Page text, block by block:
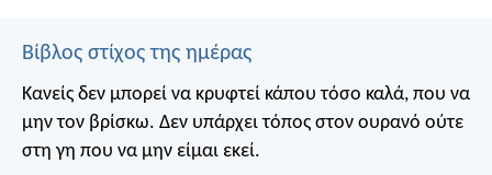
Βίβλος στίχος της ημέρας
Κανείς δεν μπορεί να κρυφτεί κάπου τόσο καλά, που να
μην τον βρίσκω. Δεν υπάρχει τόπος στον ουρανό ούτε
στη γη που να μην είμαι εκεί.